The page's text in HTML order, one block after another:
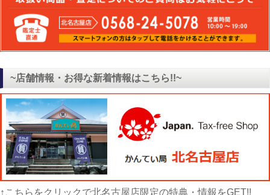
~店舗情報・お得な新着情報はこちら!!~
↑こちらをクリックで北名古屋店限定の特典・情報をGET!!